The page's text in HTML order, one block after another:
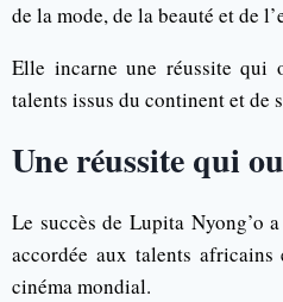
de la mode, de la beauté et de
Elle incarne une réussite qui
talents issus du continent et de
Une réussite qui
Le succès de Lupita Nyong’o
accordée aux talents africains
cinéma mondial.